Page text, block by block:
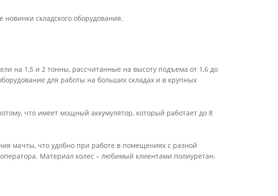
складского оборудования.
на 1,5 и 2 тонны, рассчитанные на высоту подъема от 1,6 до
для работы на больших складах и в крупных
что имеет мощный аккумулятор, который работает до 8
мачты, что удобно при работе в помещениях с разной
Материал колес – любимый клиентами полиуретан.